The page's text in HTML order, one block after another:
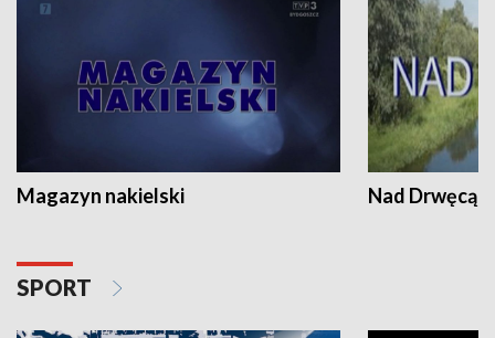
Magazyn nakielski Nad Drwęcą
SPORT